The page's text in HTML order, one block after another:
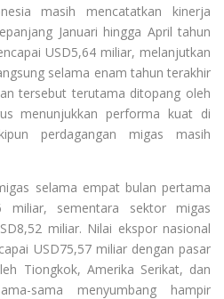
masih mencatatkan kinerja
Januari hingga April tahun
USD5,64 miliar, melanjutkan
selama enam tahun terakhir
tersebut terutama ditopang oleh
menunjukkan performa kuat di
perdagangan migas masih
selama empat bulan pertama
miliar, sementara sektor migas
miliar. Nilai ekspor nasional
USD75,57 miliar dengan pasar
Tiongkok, Amerika Serikat, dan
sama menyumbang hampir